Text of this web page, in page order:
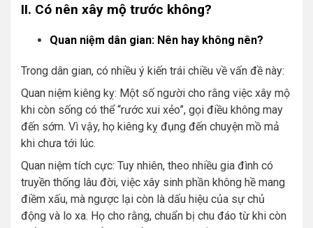
II. Có nên xây mộ trước không?
Quan niệm dân gian: Nên hay không nên?
Trong dân gian, có nhiều ý kiến trái chiều về vấn đề này:
Quan niệm kiêng kỵ: Một số người cho rằng việc xây mộ
khi còn sống có thể “rước xui xẻo”, gọi điều không may
đến sớm. Vì vậy, họ kiêng kỵ đụng đến chuyện mồ mả
khi chưa tới lúc.
Quan niệm tích cực: Tuy nhiên, theo nhiều gia đình có
truyền thống lâu đời, việc xây sinh phần không hề mang
điềm xấu, mà ngược lại còn là dấu hiệu của sự chủ
động và lo xa. Họ cho rằng, chuẩn bị chu đáo từ khi còn